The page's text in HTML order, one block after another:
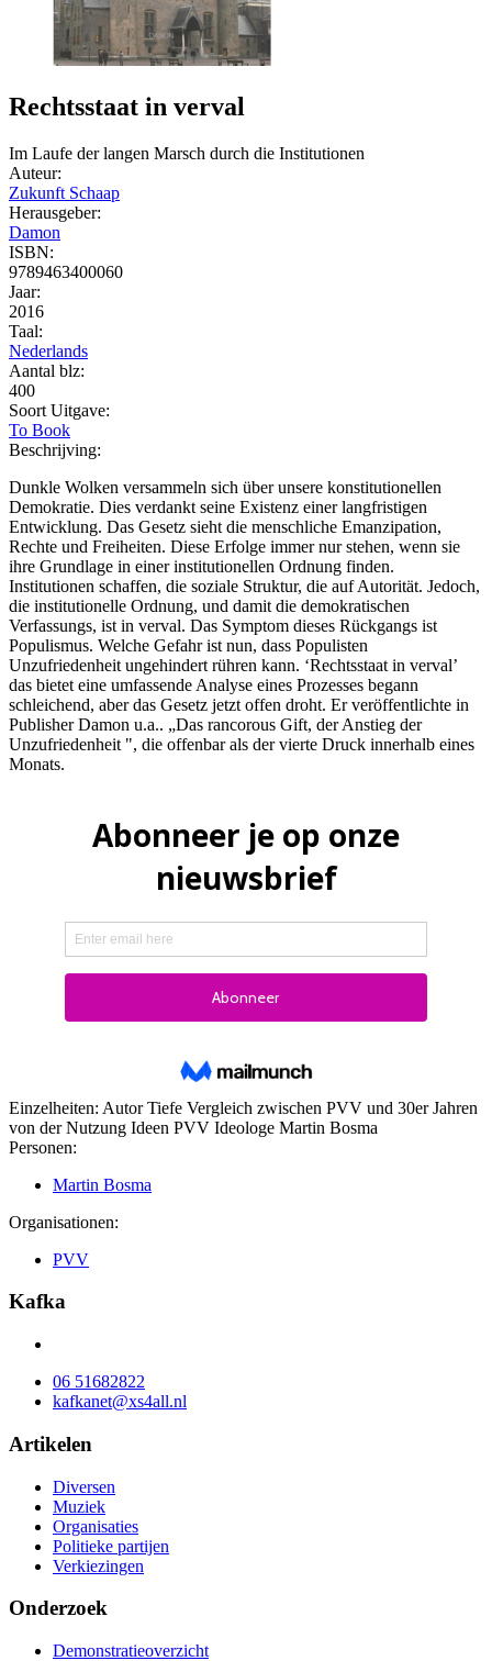
Rechtsstaat in verval
Im Laufe der langen Marsch durch die Institutionen
Auteur:
Zukunft Schaap
Herausgeber:
Damon
ISBN:
9789463400060
Jaar:
2016
Taal:
Nederlands
Aantal blz:
400
Soort Uitgave:
To Book
Beschrijving:
Dunkle Wolken versammeln sich über unsere konstitutionellen
Demokratie. Dies verdankt seine Existenz einer langfristigen
Entwicklung. Das Gesetz sieht die menschliche Emanzipation,
Rechte und Freiheiten. Diese Erfolge immer nur stehen, wenn sie
ihre Grundlage in einer institutionellen Ordnung finden.
Institutionen schaffen, die soziale Struktur, die auf Autorität. Jedoch,
die institutionelle Ordnung, und damit die demokratischen
Verfassungs, ist in verval. Das Symptom dieses Rückgangs ist
Populismus. Welche Gefahr ist nun, dass Populisten
Unzufriedenheit ungehindert rühren kann. ‘Rechtsstaat in verval’
das bietet eine umfassende Analyse eines Prozesses begann
schleichend, aber das Gesetz jetzt offen droht. Er veröffentlichte in
Publisher Damon u.a.. „Das rancorous Gift, der Anstieg der
Unzufriedenheit ", die offenbar als der vierte Druck innerhalb eines
Monats.
Einzelheiten: Autor Tiefe Vergleich zwischen PVV und 30er Jahren
von der Nutzung Ideen PVV Ideologe Martin Bosma
Personen:
Martin Bosma
Organisationen:
PVV
Kafka
06 51682822
kafkanet@xs4all.nl
Artikelen
Diversen
Muziek
Organisaties
Politieke partijen
Verkiezingen
Onderzoek
Demonstratieoverzicht